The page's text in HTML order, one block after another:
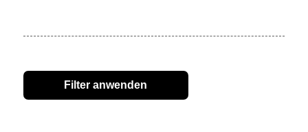
Filter anwenden